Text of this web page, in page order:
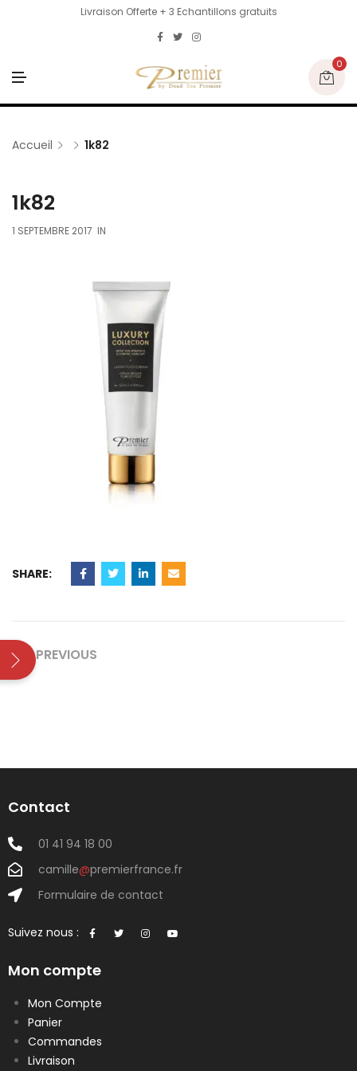
Livraison Offerte + 3 Echantillons gratuits
N
U
0
Accueil 1k82
1k82
1 SEPTEMBRE 2017 IN
SHARE:
PREVIOUS
Contact
01 41 94 18 00
camille@premierfrance.fr
Formulaire de contact
Suivez nous :
Mon compte
Mon Compte
Panier
Commandes
Livraison